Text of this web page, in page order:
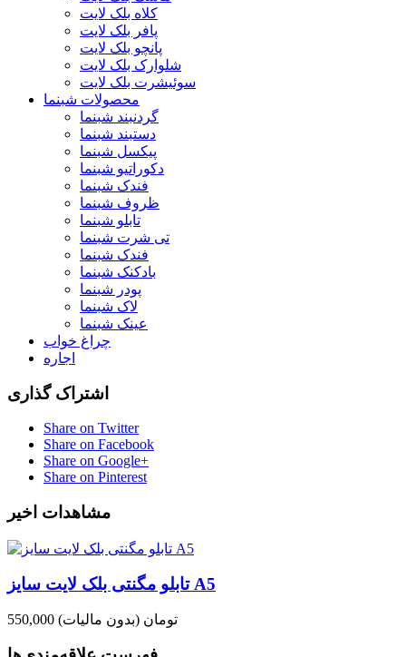
کلاه بلک لایت
پافر بلک لایت
پانچو بلک لایت
شلوارک بلک لایت
سوئیشرت بلک لایت
محصولات شبنما
گردنبند شبنما
دستبند شبنما
پیکسل شبنما
دکوراتیو شبنما
فندک شبنما
ظروف شبنما
تابلو شبنما
تی شرت شبنما
فندک شبنما
بادکنک شبنما
پودر شبنما
لاک شبنما
عینک شبنما
چراغ خواب
اجاره
اشتراک گذاری
Share on Twitter
Share on Facebook
Share on Google+
Share on Pinterest
مشاهدات اخیر
تابلو مگنتی بلک لایت سایز A5
550,000 تومان (بدون مالیات)